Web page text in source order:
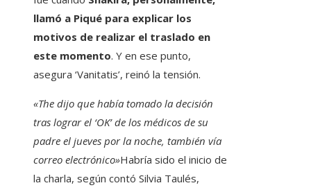
llamó a Piqué para explicar los
motivos de realizar el traslado en
este momento. Y en ese punto,
asegura ‘Vanitatis’, reinó la tensión.
«The dijo que había tomado la decisión
tras lograr el ‘OK’ de los médicos de su
padre el jueves por la noche, también vía
correo electrónico»Habría sido el inicio de
la charla, según contó Silvia Taulés,